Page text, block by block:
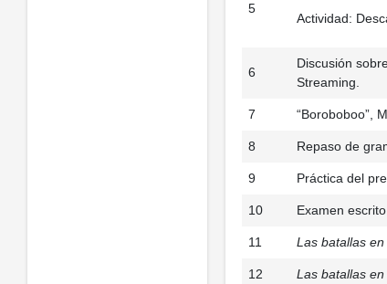
5
Actividad:
6
Discusión
Streaming.
7 “Boroboboo”,
8 Repaso de
9 Práctica del
10 Examen escrito
11 Las batallas
12 Las batallas